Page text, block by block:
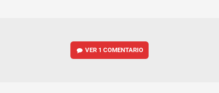
VER 1 COMENTARIO